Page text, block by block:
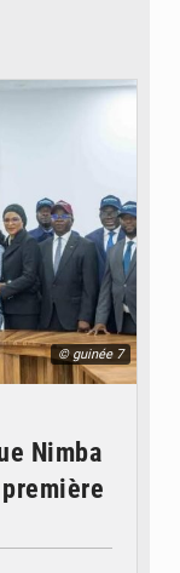
© guinée 7
Nimba